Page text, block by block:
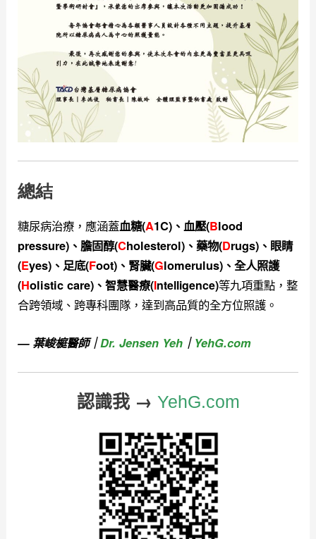
總結
糖尿病治療，應涵蓋血糖(A1C)、血壓(Blood
pressure)、膽固醇(Cholesterol)、藥物(Drugs)、眼睛
(Eyes)、足底(Foot)、腎臟(Glomerulus)、全人照護
(Holistic care) 、智慧醫療(Intelligence)等九項重點，整
合跨領域 、跨專科團隊，達到高品質的全方位照護。
— 葉峻榳醫師｜Dr. Jensen Yeh ｜ YehG.com
認識我 → YehG.com